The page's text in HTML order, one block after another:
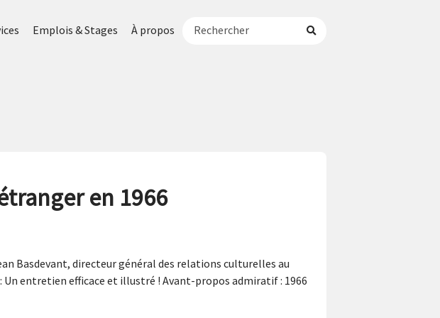
Emplois & Stages À propos
en 1966
Basdevant, directeur général des relations culturelles au
Un entretien efficace et illustré ! Avant-propos admiratif : 1966